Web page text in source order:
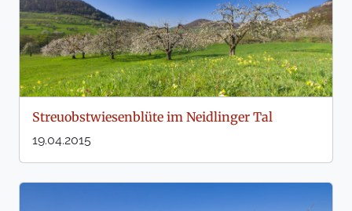
Streuobstwiesenblüte im Neidlinger Tal
19.04.2015